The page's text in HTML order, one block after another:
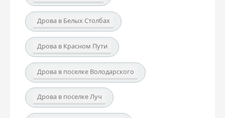
Дрова в Белых Столбах
Дрова в Красном Пути
Дрова в поселке Володарского
Дрова в поселке Луч